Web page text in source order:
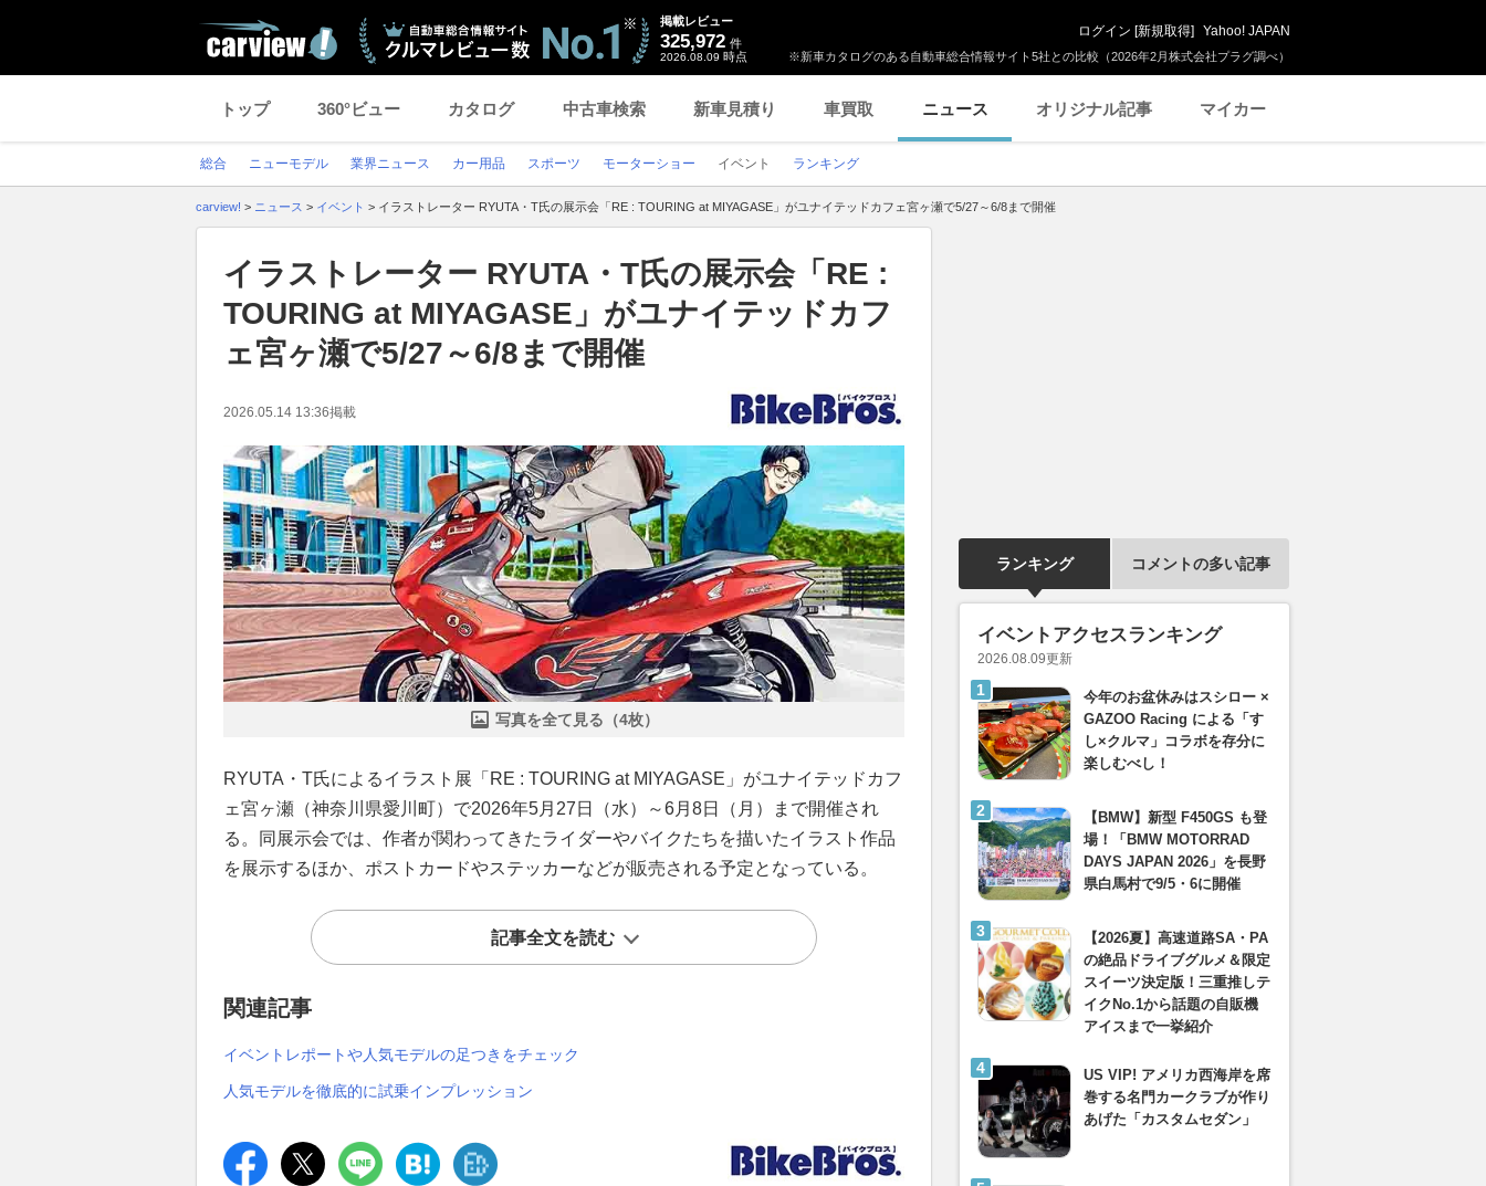
※新車カタログのある自動車総合情報サイト5社との比較（2026年2月株式会社プラグ調べ）
掲載レビュー
325,972 件
2026.08.09 時点
ログイン [新規取得] Yahoo! JAPAN
トップ 360°ビュー カタログ 中古車検索 新車見積り 車買取 ニュース オリジナル記事 マイカー
総合 ニューモデル 業界ニュース カー用品 スポーツ モーターショー イベント ランキング
carview! > ニュース > イベント > イラストレーター RYUTA・T氏の展示会「RE : TOURING at MIYAGASE」がユナイテッドカフェ宮ヶ瀬で5/27～6/8まで開催
イラストレーター RYUTA・T氏の展示会「RE :
TOURING at MIYAGASE」がユナイテッドカフ
ェ宮ヶ瀬で5/27～6/8まで開催
2026.05.14 13:36掲載
写真を全て見る（4枚）
RYUTA・T氏によるイラスト展「RE : TOURING at MIYAGASE」がユナイテッドカフ
ェ宮ヶ瀬（神奈川県愛川町）で2026年5月27日（水）～6月8日（月）まで開催され
る。同展示会では、作者が関わってきたライダーやバイクたちを描いたイラスト作品
を展示するほか、ポストカードやステッカーなどが販売される予定となっている。
記事全文を読む
関連記事
イベントレポートや人気モデルの足つきをチェック
人気モデルを徹底的に試乗インプレッション
ランキング コメントの多い記事
イベントアクセスランキング
2026.08.09更新
今年のお盆休みはスシロー ×
GAZOO Racing による「す
し×クルマ」コラボを存分に
楽しむべし！
【BMW】新型 F450GS も登
場！「BMW MOTORRAD
DAYS JAPAN 2026」を長野
県白馬村で9/5・6に開催
【2026夏】高速道路SA・PA
の絶品ドライブグルメ＆限定
スイーツ決定版！三重推しテ
イクNo.1から話題の自販機
アイスまで一挙紹介
US VIP! アメリカ西海岸を席
巻する名門カークラブが作り
あげた「カスタムセダン」